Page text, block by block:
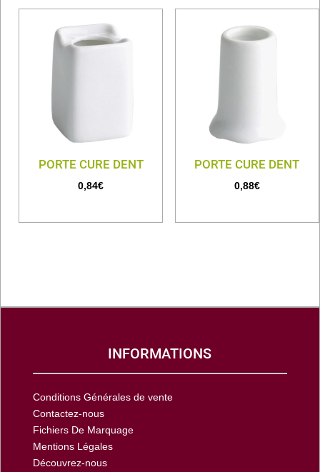
PORTE CURE DENT
0,84€
PORTE CURE DENT
0,88€
INFORMATIONS
Conditions Générales de vente
Contactez-nous
Fichiers De Marquage
Mentions Légales
Découvrez-nous